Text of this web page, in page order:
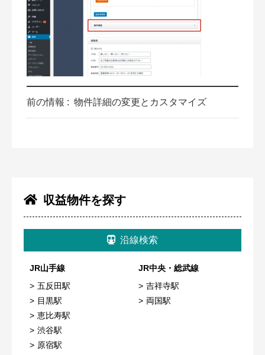
収益物件を探す
沿線検索
JR山手線
五反田駅
目黒駅
恵比寿駅
渋谷駅
原宿駅
JR中央・総武線
吉祥寺駅
両国駅
前の情報 : 物件詳細の変更とカスタマイズ